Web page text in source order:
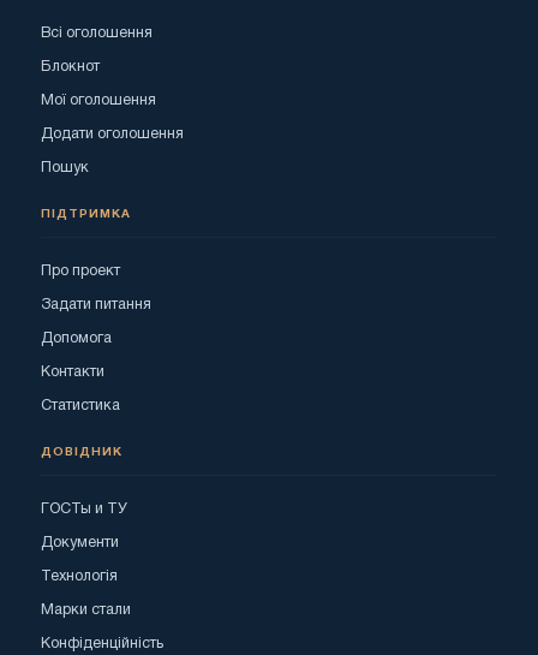
Всі оголошення
Блокнот
Мої оголошення
Додати оголошення
Пошук
ПІДТРИМКА
Про проект
Задати питання
Допомога
Контакти
Статистика
ДОВІДНИК
ГОСТы и ТУ
Документи
Технологія
Марки стали
Конфіденційність